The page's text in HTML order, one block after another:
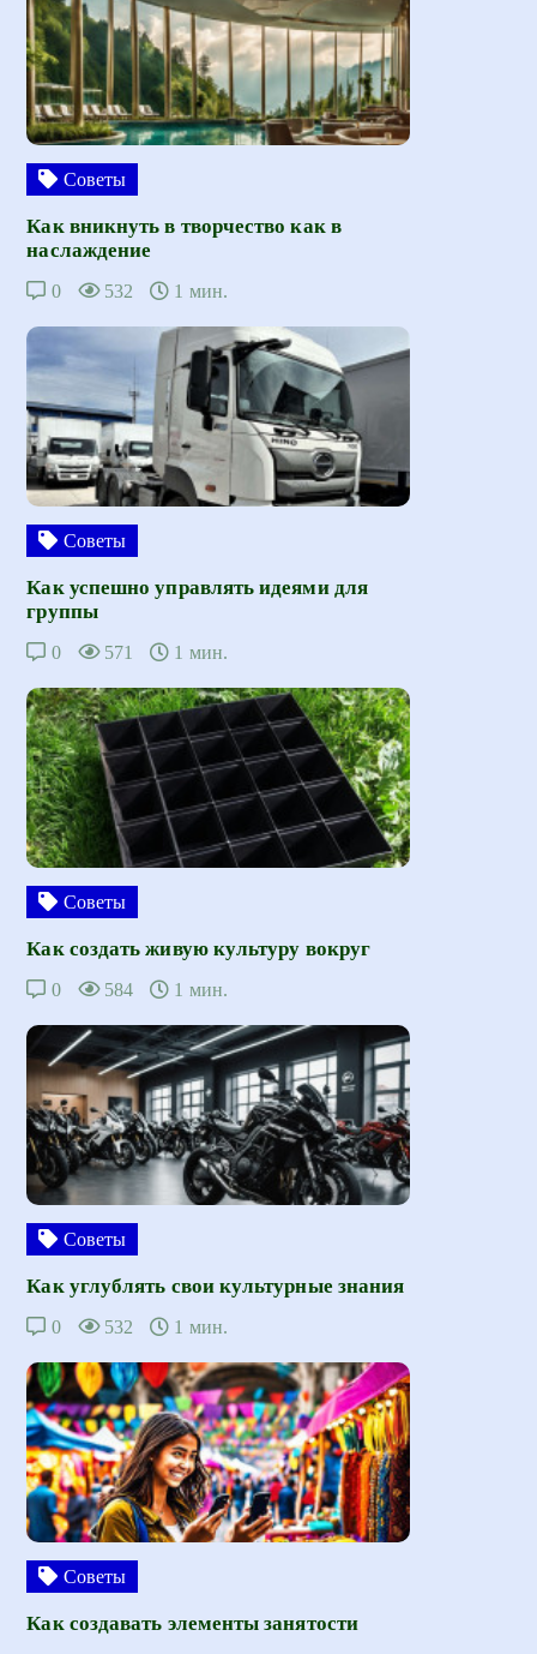
Советы
Как вникнуть в творчество как в
наслаждение
0 532 1 мин.
Советы
Как успешно управлять идеями для
группы
0 571 1 мин.
Советы
Как создать живую культуру вокруг
0 584 1 мин.
Советы
Как углублять свои культурные знания
0 532 1 мин.
Советы
Как создавать элементы занятости